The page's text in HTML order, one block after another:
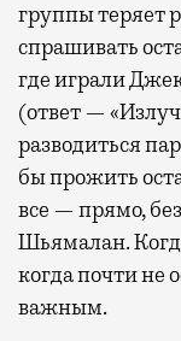
группы теряет
спрашивать
где играли
(ответ —
разводиться
бы прожить
все — прямо,
Шьямалан.
когда почти не
важным.